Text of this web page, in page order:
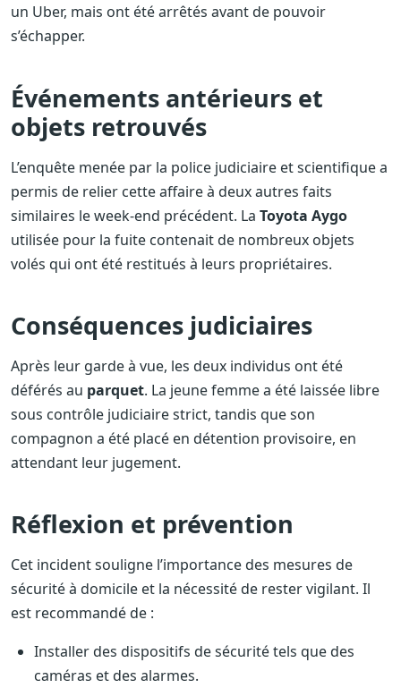
un Uber, mais ont été arrêtés avant de pouvoir
s’échapper.
Événements antérieurs et
objets retrouvés
L’enquête menée par la police judiciaire et scientifique a
permis de relier cette affaire à deux autres faits
similaires le week-end précédent. La Toyota Aygo
utilisée pour la fuite contenait de nombreux objets
volés qui ont été restitués à leurs propriétaires.
Conséquences judiciaires
Après leur garde à vue, les deux individus ont été
déférés au parquet. La jeune femme a été laissée libre
sous contrôle judiciaire strict, tandis que son
compagnon a été placé en détention provisoire, en
attendant leur jugement.
Réflexion et prévention
Cet incident souligne l’importance des mesures de
sécurité à domicile et la nécessité de rester vigilant. Il
est recommandé de :
Installer des dispositifs de sécurité tels que des
caméras et des alarmes.